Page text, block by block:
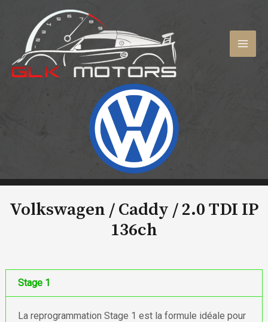
contenu
Volkswagen / Caddy /2.0 TDI IP
136ch
Stage 1
La reprogrammation Stage 1 est la formule idéale pour